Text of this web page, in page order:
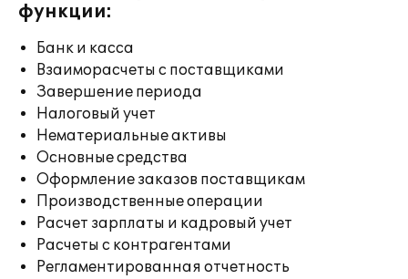
функции:
Банк и касса
Взаиморасчеты с поставщиками
Завершение периода
Налоговый учет
Нематериальные активы
Основные средства
Оформление заказов поставщикам
Производственные операции
Расчет зарплаты и кадровый учет
Расчеты с контрагентами
Регламентированная отчетность